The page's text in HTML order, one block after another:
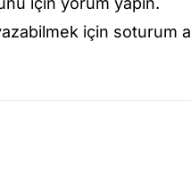
için soturum